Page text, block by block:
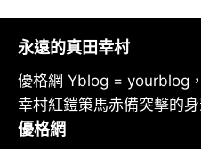
永遠的真田幸村
優格網 Yblog = yourblog
幸村紅鎧策馬赤備突擊的
優格網